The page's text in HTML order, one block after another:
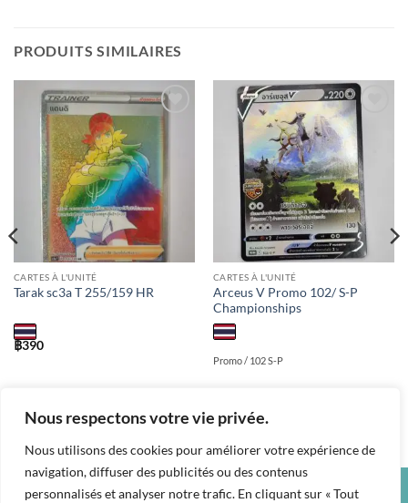
Nous respectons votre vie privée.
Nous utilisons des cookies pour améliorer votre expérience de
navigation, diffuser des publicités ou des contenus
personnalisés et analyser notre trafic. En cliquant sur « Tout
PRODUITS SIMILAIRES
CARTES À L'UNITÉ
Tarak sc3a T 255/159 HR
฿390
Add to
wishlist
CARTES À L'UNITÉ
Arceus V Promo 102/ S-P
Championships
Promo / 102 S-P
Credit Visa PayPal